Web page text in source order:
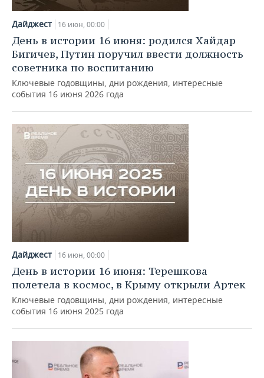
НЕФТЕХИМИЯ
НЕФТЬ
ОПК
ЭНЕРГЕТИКА
РОЗНИЧНАЯ ТОРГОВЛЯ
ТРАНСПОРТ
НОВОСТИ ТЕХНОЛОГИЙ
IT
МЕРОПРИЯТИЯ
НОВОСТИ МЕРОПРИЯТИЙ
ONLINE-КОНФЕРЕНЦИИ
ОТКРЫТАЯ ЛЕКЦИЯ
СПОРТ
ХОККЕЙ
БАСКЕТБОЛ
ВОЛЕЙБОЛ
КИБЕРСПОРТ
ФИГУРНОЕ КАТАНИЕ
ВОДНЫЕ ВИДЫ СПОРТА
ВЛАСТЬ
ИНФРАСТРУКТУРА
ИСТОРИЯ
КУЛЬТУРА
МЕДИЦИНА
ОБРАЗОВАНИЕ
СЮЖЕТЫ
СПРАВОЧНИК
СПИСОК ПЕРСОН
СПИСОК КОМПАНИЙ
ПОЛНАЯ ВЕРСИЯ
Дайджест 16 июн, 00:00
День в истории 16 июня: родился Хайдар
Бигичев, Путин поручил ввести должность
советника по воспитанию
Ключевые годовщины, дни рождения, интересные
события 16 июня 2026 года
Дайджест 16 июн, 00:00
День в истории 16 июня: Терешкова
полетела в космос, в Крыму открыли Артек
Ключевые годовщины, дни рождения, интересные
события 16 июня 2025 года